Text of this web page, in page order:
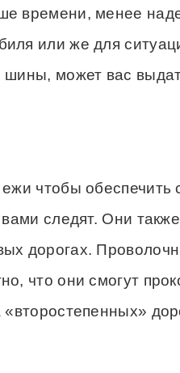
времени, менее
или же для
шины, может вас
чтобы обеспечить
следят. Они
дорогах.
что они смогут